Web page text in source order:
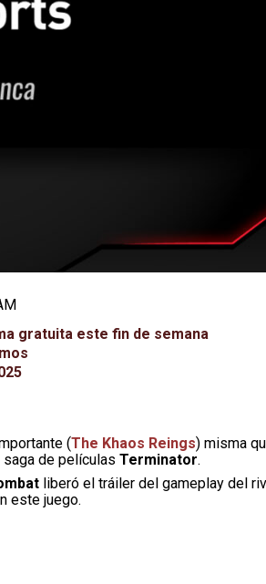
gratuita este fin de semana
(The Khaos Reings) misma
saga de películas Terminator.
liberó el tráiler del gameplay del
este juego.